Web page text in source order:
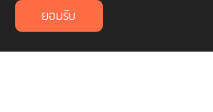
CHIANG MAI
บริษัท ทิงค์เน็ต จำกัด (สาขาเชียงใหม่)
ยอมรับ